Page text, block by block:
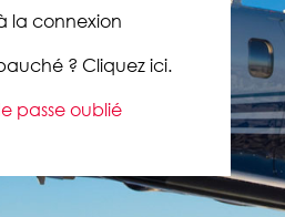
la connexion
? Cliquez ici.
passe oublié